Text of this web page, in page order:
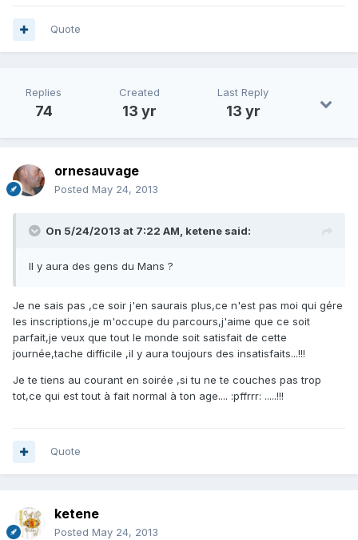
Quote
Replies
74
Created
13 yr
Last Reply
13 yr
ornesauvage
Posted May 24, 2013
On 5/24/2013 at 7:22 AM, ketene said:
Il y aura des gens du Mans ?
Je ne sais pas ,ce soir j'en saurais plus,ce n'est pas moi qui gére
les inscriptions,je m'occupe du parcours,j'aime que ce soit
parfait,je veux que tout le monde soit satisfait de cette
journée,tache difficile ,il y aura toujours des insatisfaits...!!!
Je te tiens au courant en soirée ,si tu ne te couches pas trop
tot,ce qui est tout à fait normal à ton age.... :pffrrr: .....!!!
Quote
ketene
Posted May 24, 2013